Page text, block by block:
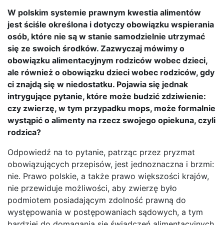
W polskim systemie prawnym kwestia alimentów
jest ściśle określona i dotyczy obowiązku wspierania
osób, które nie są w stanie samodzielnie utrzymać
się ze swoich środków. Zazwyczaj mówimy o
obowiązku alimentacyjnym rodziców wobec dzieci,
ale również o obowiązku dzieci wobec rodziców, gdy
ci znajdą się w niedostatku. Pojawia się jednak
intrygujące pytanie, które może budzić zdziwienie:
czy zwierzę, w tym przypadku mops, może formalnie
wystąpić o alimenty na rzecz swojego opiekuna, czyli
rodzica?
Odpowiedź na to pytanie, patrząc przez pryzmat
obowiązujących przepisów, jest jednoznaczna i brzmi:
nie. Prawo polskie, a także prawo większości krajów,
nie przewiduje możliwości, aby zwierzę było
podmiotem posiadającym zdolność prawną do
występowania w postępowaniach sądowych, a tym